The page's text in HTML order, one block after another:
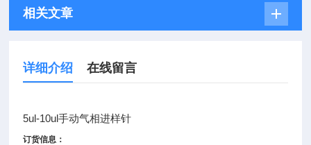
相关文章
详细介绍 在线留言
5ul-10ul手动气相进样针
订货信息：